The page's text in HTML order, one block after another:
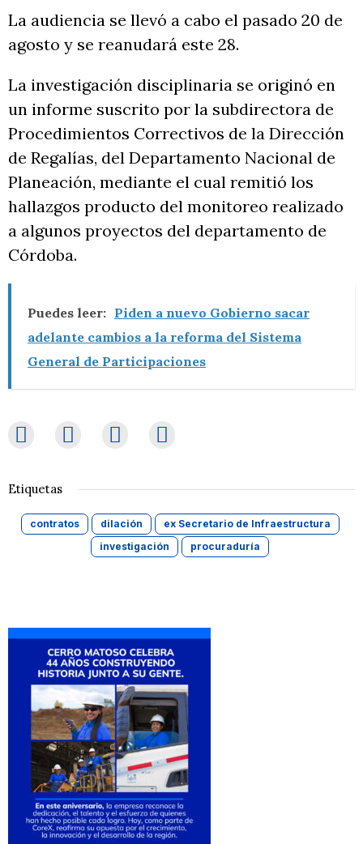
La audiencia se llevó a cabo el pasado 20 de
agosto y se reanudará este 28.
La investigación disciplinaria se originó en
un informe suscrito por la subdirectora de
Procedimientos Correctivos de la Dirección
de Regalías, del Departamento Nacional de
Planeación, mediante el cual remitió los
hallazgos producto del monitoreo realizado
a algunos proyectos del departamento de
Córdoba.
Puedes leer: Piden a nuevo Gobierno sacar
adelante cambios a la reforma del Sistema
General de Participaciones
Etiquetas
contratos dilación
ex Secretario de Infraestructura
investigación
procuraduría